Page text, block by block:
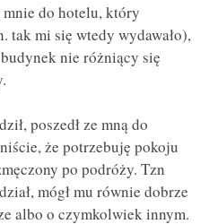
mnie do hotelu, który
tak mi się wtedy wydawało),
nie różniący się
poszedł ze mną do
że potrzebuję pokoju
po podróży. Tzn
mógł mu równie dobrze
albo o czymkolwiek innym.